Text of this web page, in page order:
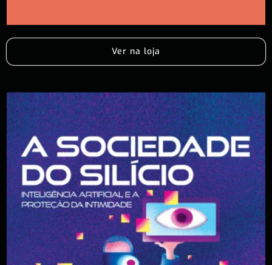
Ver na loja